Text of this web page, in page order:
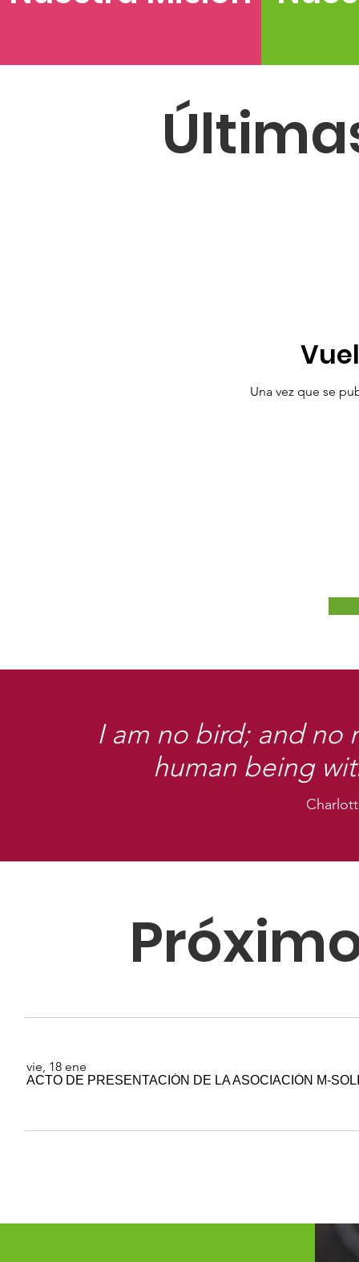
Una vez que se
I am no bird; and no
human being
vie, 18 ene
ACTO DE PRESENTACIÓN DE LA ASOCIACIÓN M-